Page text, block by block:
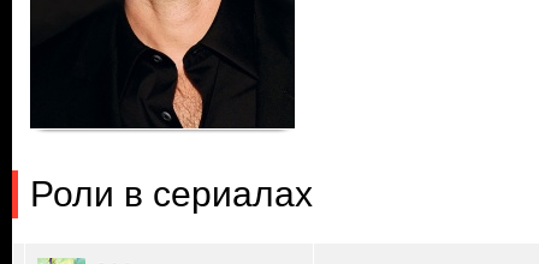
Роли в сериалах